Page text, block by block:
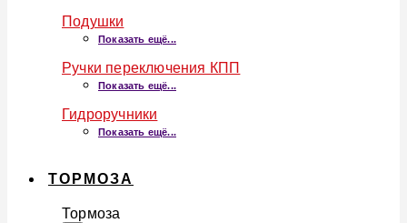
Подушки
Показать ещё...
Ручки переключения КПП
Показать ещё...
Гидроручники
Показать ещё...
ТОРМОЗА
Тормоза